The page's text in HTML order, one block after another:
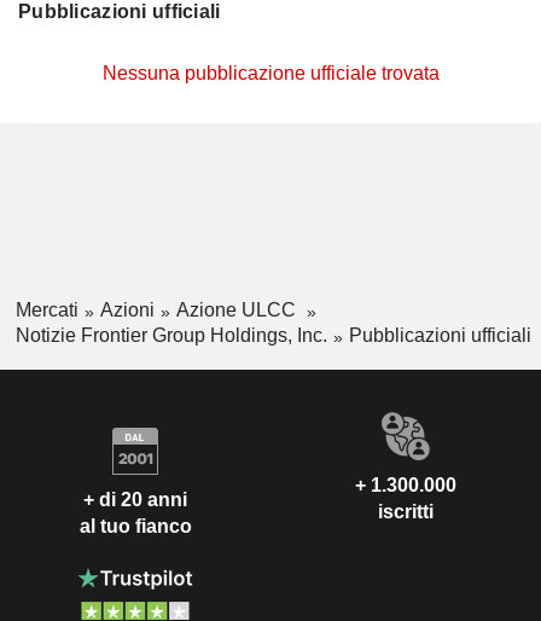
Pubblicazioni ufficiali
Nessuna pubblicazione ufficiale trovata
Mercati Azioni
Azione ULCC
Notizie Frontier Group Holdings, Inc.
Pubblicazioni ufficiali
+ di 20 anni
al tuo fianco
+ 1.300.000
iscritti